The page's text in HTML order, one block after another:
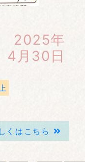
2025年
4月30日
くはこちら